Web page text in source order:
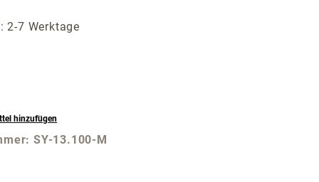
2-7 Werktage
hinzufügen
SY-13.100-M